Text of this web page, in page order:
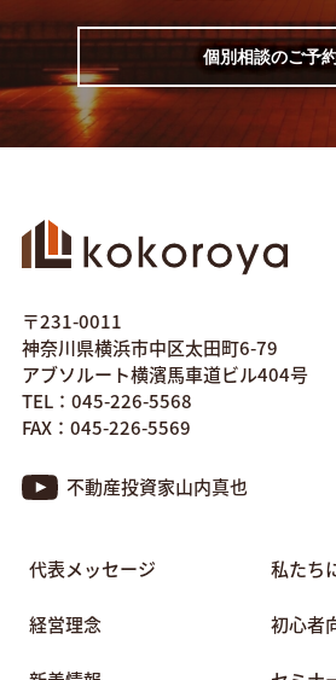
個別相談のご予
〒231-0011
神奈川県横浜市中区太田町6-79
アブソルート横濱馬車道ビル404号
TEL：045-226-5568
FAX：045-226-5569
不動産投資家山内真也
代表メッセージ 私たち
経営理念 初心者